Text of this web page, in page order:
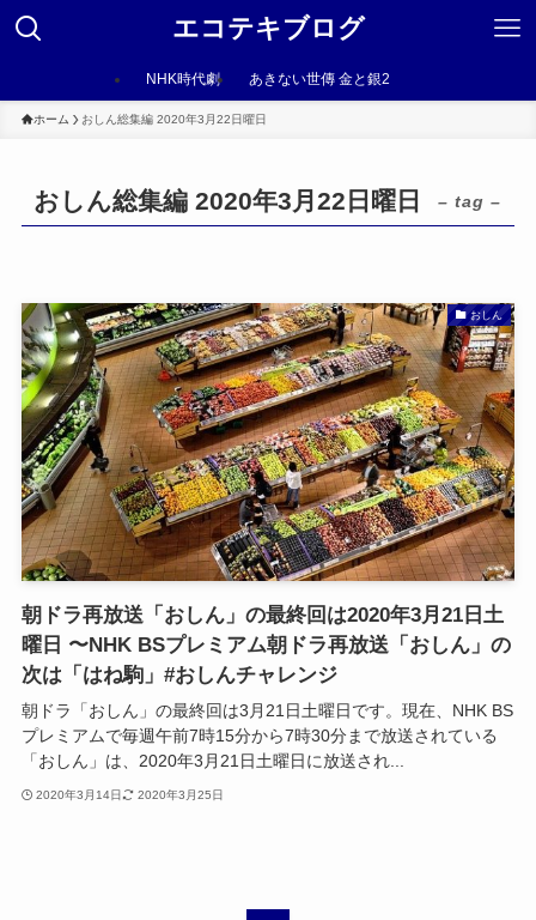
エコテキブログ
NHK時代劇 あきない世傳 金と銀2
ホーム おしん総集編 2020年3月22日曜日
おしん総集編 2020年3月22日曜日 – tag –
おしん
朝ドラ再放送「おしん」の最終回は2020年3月21日土
曜日 〜NHK BSプレミアム朝ドラ再放送「おしん」の
次は「はね駒」#おしんチャレンジ
朝ドラ「おしん」の最終回は3月21日土曜日です。現在、NHK BS
プレミアムで毎週午前7時15分から7時30分まで放送されている
「おしん」は、2020年3月21日土曜日に放送され...
2020年3月14日 2020年3月25日